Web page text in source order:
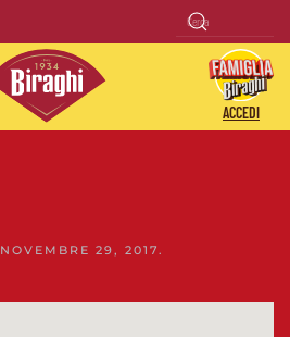
ACCEDI
NOVEMBRE 29, 2017.